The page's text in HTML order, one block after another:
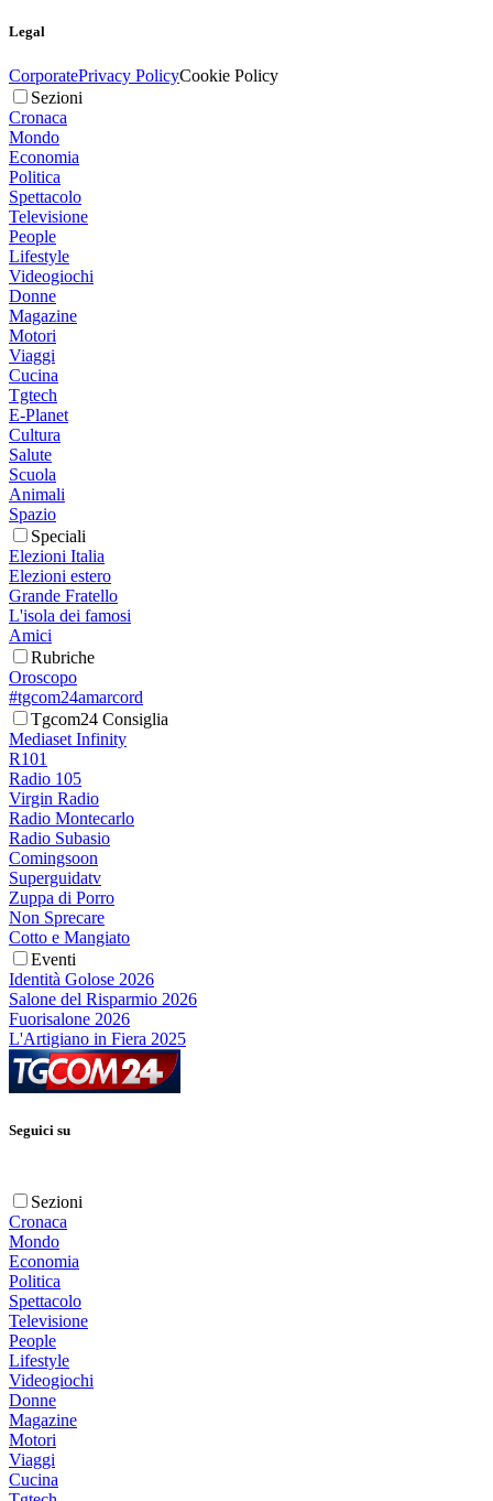
Legal
CorporatePrivacy PolicyCookie Policy
Sezioni
Cronaca
Mondo
Economia
Politica
Spettacolo
Televisione
People
Lifestyle
Videogiochi
Donne
Magazine
Motori
Viaggi
Cucina
Tgtech
E-Planet
Cultura
Salute
Scuola
Animali
Spazio
Speciali
Elezioni Italia
Elezioni estero
Grande Fratello
L'isola dei famosi
Amici
Rubriche
Oroscopo
#tgcom24amarcord
Tgcom24 Consiglia
Mediaset Infinity
R101
Radio 105
Virgin Radio
Radio Montecarlo
Radio Subasio
Comingsoon
Superguidatv
Zuppa di Porro
Non Sprecare
Cotto e Mangiato
Eventi
Identità Golose 2026
Salone del Risparmio 2026
Fuorisalone 2026
L'Artigiano in Fiera 2025
Seguici su
Sezioni
Cronaca
Mondo
Economia
Politica
Spettacolo
Televisione
People
Lifestyle
Videogiochi
Donne
Magazine
Motori
Viaggi
Cucina